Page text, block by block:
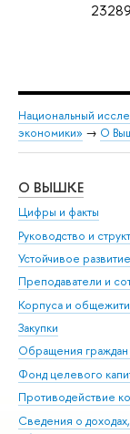
23289
Национальный
экономики» → О
О ВЫШКЕ
Цифры и факты
Руководство и
Устойчивое
Преподаватели и
Корпуса и
Закупки
Обращения
Фонд целевого
Противодействие
Сведения о